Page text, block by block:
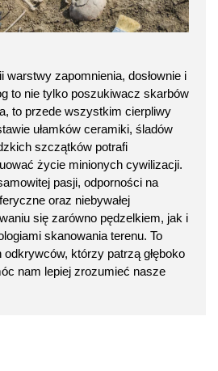
warstwy zapomnienia, dosłownie i
to nie tylko poszukiwacz skarbów
to przede wszystkim cierpliwy
ułamków ceramiki, śladów
szczątków potrafi
życie minionych cywilizacji.
pasji, odporności na
oraz niebywałej
się zarówno pędzelkiem, jak i
skanowania terenu. To
odkrywców, którzy patrzą głęboko
nam lepiej zrozumieć nasze